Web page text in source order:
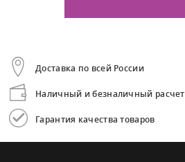
Доставка по всей России
Наличный и безналичный расчет
Гарантия качества товаров